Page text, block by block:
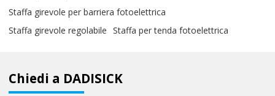
Staffa girevole per barriera fotoelettrica
Staffa girevole regolabile
Staffa per tenda fotoelettrica
Chiedi a DADISICK